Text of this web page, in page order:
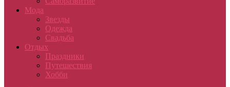
Мода
Звезды
Одежда
Свадьба
Отдых
Праздники
Путешествия
Хобби